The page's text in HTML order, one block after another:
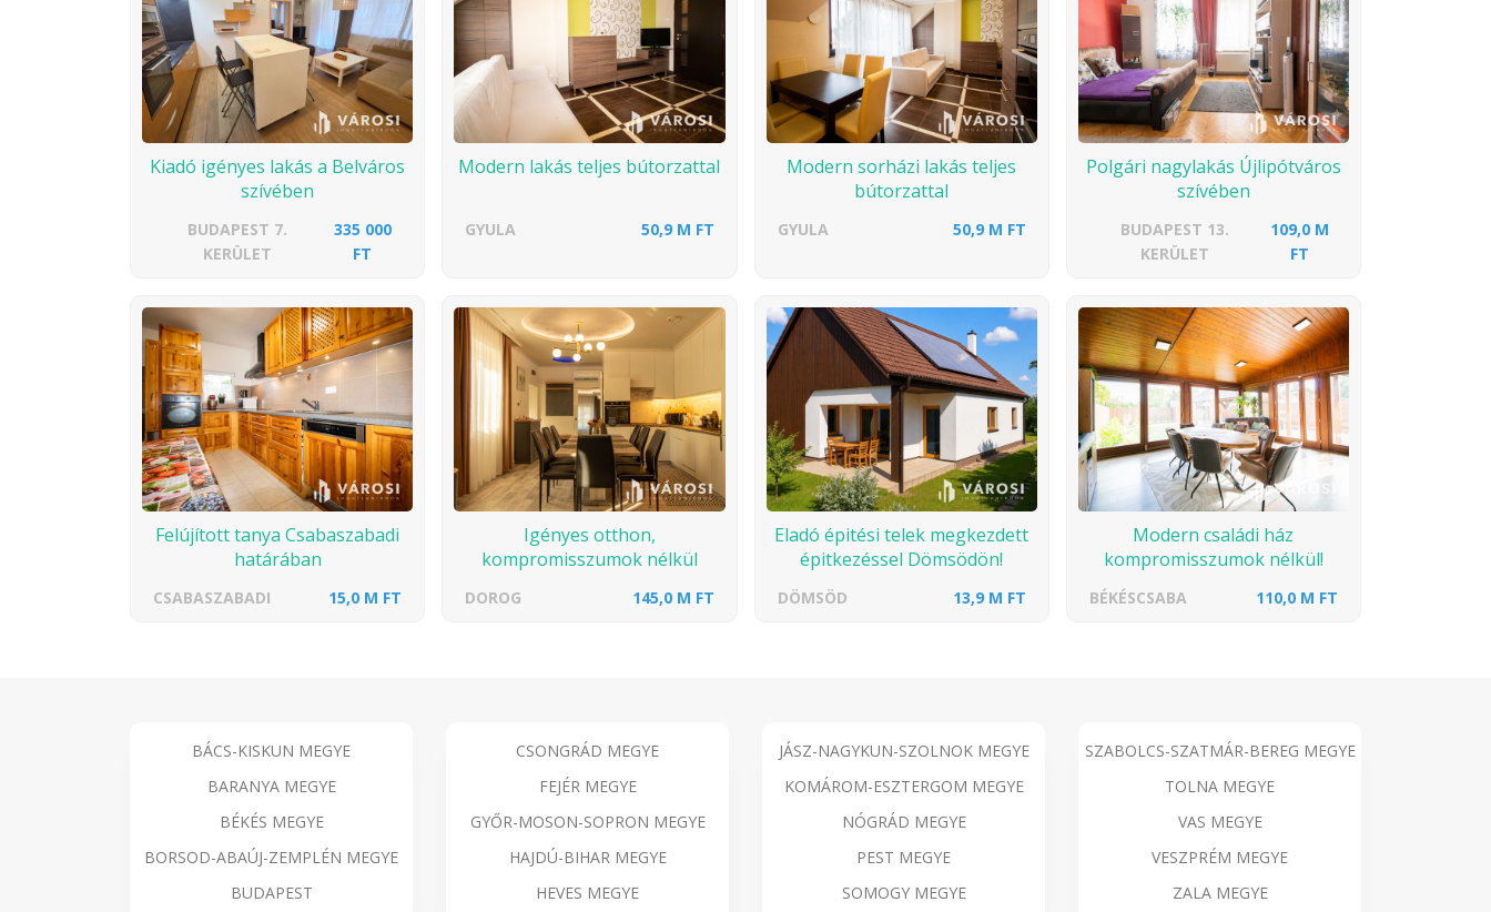
Kiadó igényes lakás a Belváros
szívében
BUDAPEST 7.
KERÜLET
335 000
FT
Modern lakás teljes bútorzattal
GYULA 50,9 M FT
Modern sorházi lakás teljes
bútorzattal
GYULA 50,9 M FT
Polgári nagylakás Újlipótváros
szívében
BUDAPEST 13.
KERÜLET
109,0 M
FT
Felújított tanya Csabaszabadi
határában
CSABASZABADI 15,0 M FT
Igényes otthon,
kompromisszumok nélkül
DOROG 145,0 M FT
Eladó épitési telek megkezdett
épitkezéssel Dömsödön!
DÖMSÖD 13,9 M FT
Modern családi ház
kompromisszumok nélkül!
BÉKÉSCSABA 110,0 M FT
BÁCS-KISKUN MEGYE
BARANYA MEGYE
BÉKÉS MEGYE
BORSOD-ABAÚJ-ZEMPLÉN MEGYE
BUDAPEST
CSONGRÁD MEGYE
FEJÉR MEGYE
GYŐR-MOSON-SOPRON MEGYE
HAJDÚ-BIHAR MEGYE
HEVES MEGYE
JÁSZ-NAGYKUN-SZOLNOK MEGYE
KOMÁROM-ESZTERGOM MEGYE
NÓGRÁD MEGYE
PEST MEGYE
SOMOGY MEGYE
SZABOLCS-SZATMÁR-BEREG MEGYE
TOLNA MEGYE
VAS MEGYE
VESZPRÉM MEGYE
ZALA MEGYE